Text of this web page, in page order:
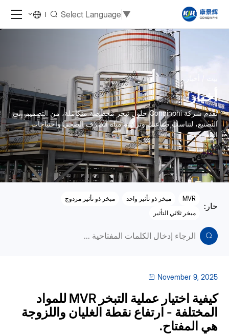
Select Language ▼
أخبار
تقدم شركة Conqinphi حلول تبخر مخصصة متكاملة، من التصميم إلى
التصنيع، لتناسب صناعتك وتركيبة مياه الصرف الصحي واحتياجات
المعالجة.
حار:
MVR مبخر ذو تأثير واحد
مبخر ذو تأثير مزدوج
مبخر ثلاثي التأثير
November 9, 2025
كيفية اختيار عملية التبخر MVR للمواد
المختلفة - ارتفاع نقطة الغليان واللزوجة
هي المفتاح.